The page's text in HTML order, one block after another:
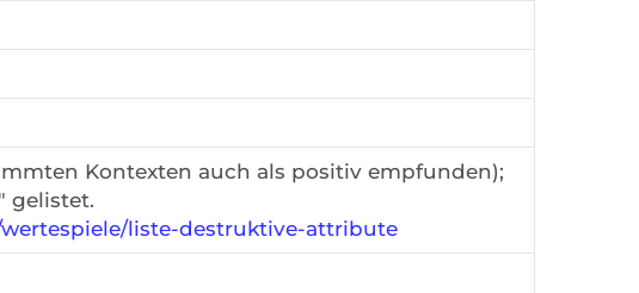
Kontexten auch als positiv empfunden);
gelistet.
liste-destruktive-attribute